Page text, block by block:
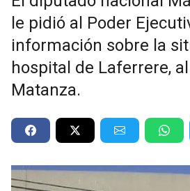
le pidió al Poder
información sobre la
hospital de Laferrere,
Matanza.